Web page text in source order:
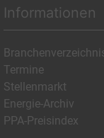
Informationen
Termine
Stellenmarkt
Energie-Archiv
PPA-Preisindex